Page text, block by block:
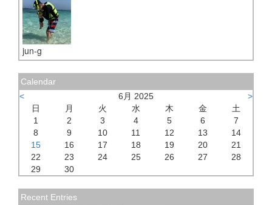
jun-g
Calendar
<
6月 2025
>
日
月 火 水 木 金
土
1
2 3 4 5 6
7
8
9 10 11 12 13
14
15
16 17 18 19 20
21
22
23 24 25 26 27
28
29
30
Recent Entries